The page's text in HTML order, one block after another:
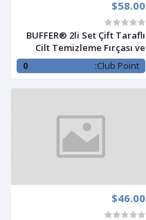
$58.00
BUFFER® 2li Set Çift Taraflı
Cilt Temizleme Fırçası ve
Yeşim Taşı Çift Taraflı Cilt
Masaj Aleti
Club Point:
0
$46.00